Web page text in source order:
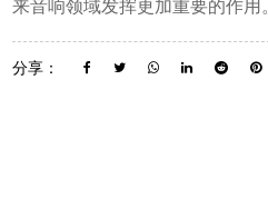
来音响领域发挥更加重要的作用。
分享：